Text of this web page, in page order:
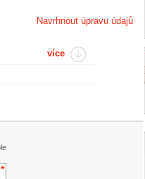
Navrhnout úpravu údajů
více